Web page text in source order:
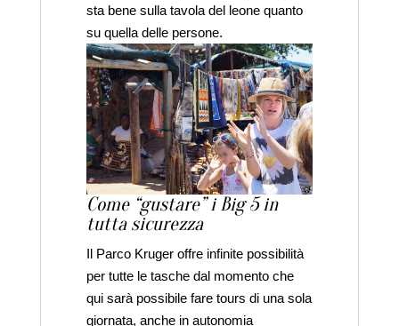
sta bene sulla tavola del leone quanto
su quella delle persone.
Come “gustare” i Big 5 in
tutta sicurezza
Il Parco Kruger offre infinite possibilità
per tutte le tasche dal momento che
qui sarà possibile fare tours di una sola
giornata, anche in autonomia